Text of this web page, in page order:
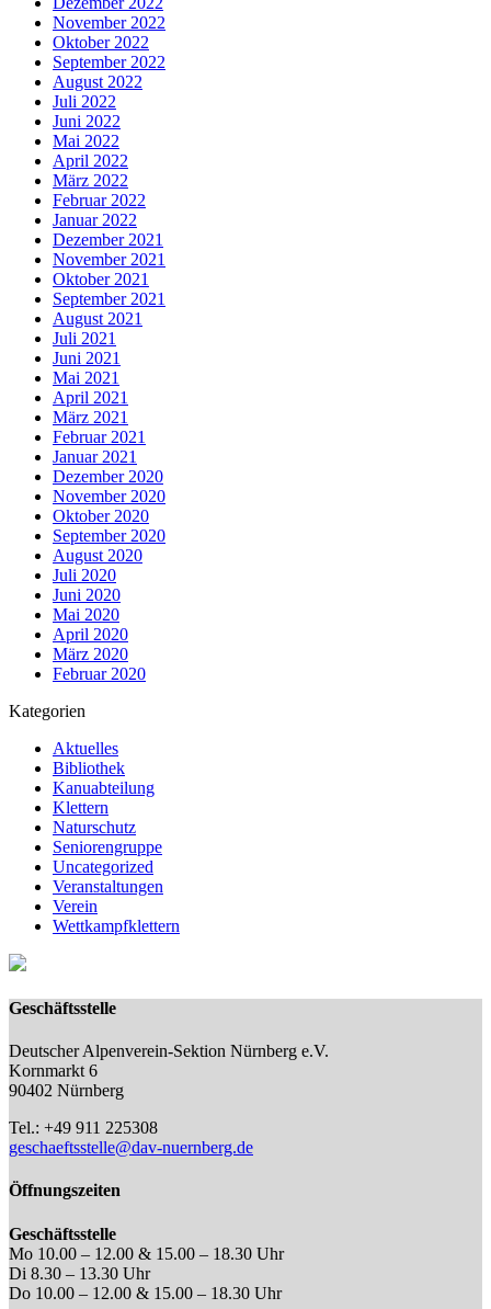
November 2022
Oktober 2022
September 2022
August 2022
Juli 2022
Juni 2022
Mai 2022
April 2022
März 2022
Februar 2022
Januar 2022
Dezember 2021
November 2021
Oktober 2021
September 2021
August 2021
Juli 2021
Juni 2021
Mai 2021
April 2021
März 2021
Februar 2021
Januar 2021
Dezember 2020
November 2020
Oktober 2020
September 2020
August 2020
Juli 2020
Juni 2020
Mai 2020
April 2020
März 2020
Februar 2020
Kategorien
Aktuelles
Bibliothek
Kanuabteilung
Klettern
Naturschutz
Seniorengruppe
Uncategorized
Veranstaltungen
Verein
Wettkampfklettern
Geschäftsstelle
Deutscher Alpenverein-Sektion Nürnberg e.V.
Kornmarkt 6
90402 Nürnberg
Tel.: +49 911 225308
geschaeftsstelle@dav-nuernberg.de
Öffnungszeiten
Geschäftsstelle
Mo 10.00 – 12.00 & 15.00 – 18.30 Uhr
Di 8.30 – 13.30 Uhr
Do 10.00 – 12.00 & 15.00 – 18.30 Uhr